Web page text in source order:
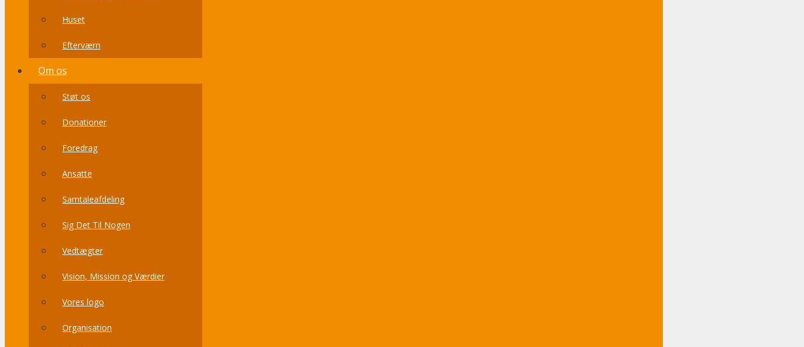
Huset
Efterværn
Om os
Støt os
Donationer
Foredrag
Ansatte
Samtaleafdeling
Sig Det Til Nogen
Vedtægter
Vision, Mission og Værdier
Vores logo
Organisation